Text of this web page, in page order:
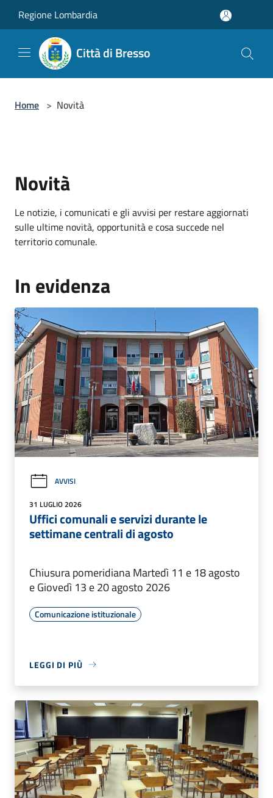
Regione Lombardia
Città di Bresso
Home > Novità
Novità
Le notizie, i comunicati e gli avvisi per restare aggiornati
sulle ultime novità, opportunità e cosa succede nel
territorio comunale.
In evidenza
AVVISI
31 LUGLIO 2026
Uffici comunali e servizi durante le
settimane centrali di agosto
Chiusura pomeridiana Martedì 11 e 18 agosto
e Giovedì 13 e 20 agosto 2026
Comunicazione istituzionale
LEGGI DI PIÙ